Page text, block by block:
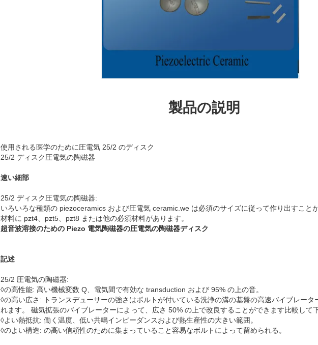
製品の説明
使用される医学のために圧電気 25/2 のディスク
25/2 ディスク圧電気の陶磁器
速い細部
25/2 ディスク圧電気の陶磁器:
いろいろな種類の piezoceramics および圧電気 ceramic.we は必須のサイズに従って作り出すことが
材料に pzt4、pzt5、pzt8 または他の必須材料があります。
超音波溶接のための Piezo 電気陶磁器の圧電気の陶磁器ディスク
記述
25/2 圧電気の陶磁器:
◊の高性能: 高い機械変数 Q、電気間で有効な transduction および 95% の上の音。
◊の高い広さ: トランスデューサーの強さはボルトが付いている洗浄の溝の基盤の高速バイブレータ
れます。 磁気拡張のバイブレーターによって、広さ 50% の上で改良することができます比較して下
◊よい熱抵抗: 働く温度、低い共鳴インピーダンスおよび熱生産性の大きい範囲。
◊のよい構造: の高い信頼性のために集まっていること容易なボルトによって留められる。